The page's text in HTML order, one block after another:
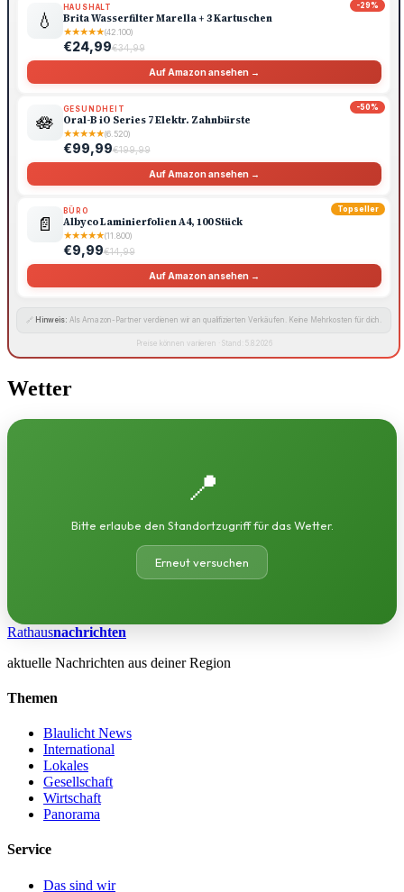
-29%
💧
HAUSHALT
Brita Wasserfilter Marella + 3 Kartuschen
★★★★★(42.100)
€24,99€34,99
Auf Amazon ansehen →
-50%
🪷
GESUNDHEIT
Oral-B iO Series 7 Elektr. Zahnbürste
★★★★★(6.520)
€99,99€199,99
Auf Amazon ansehen →
Topseller
📄
BÜRO
Albyco Laminierfolien A4, 100 Stück
★★★★★(11.800)
€9,99€14,99
Auf Amazon ansehen →
🔗 Hinweis: Als Amazon-Partner verdienen wir an qualifizierten Verkäufen. Keine Mehrkosten für dich.
Preise können variieren · Stand: 5.8.2026
Wetter
📍
Bitte erlaube den Standortzugriff für das Wetter.
Erneut versuchen
Rathausnachrichten
aktuelle Nachrichten aus deiner Region
Themen
Blaulicht News
International
Lokales
Gesellschaft
Wirtschaft
Panorama
Service
Das sind wir